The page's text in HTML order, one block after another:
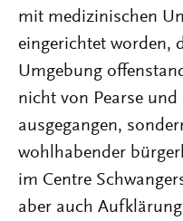
mit medizinischen
eingerichtet worden,
Umgebung
nicht von Pearse
ausgegangen,
wohlhabender
im Centre
aber auch